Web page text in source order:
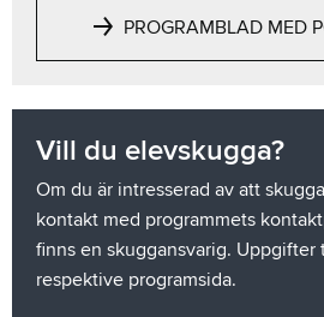
PROGRAMBLAD MED
Vill du elevskugga?
Om du är intresserad av att
kontakt med programmets
finns en skuggansvarig. Uppgifter
respektive programsida.